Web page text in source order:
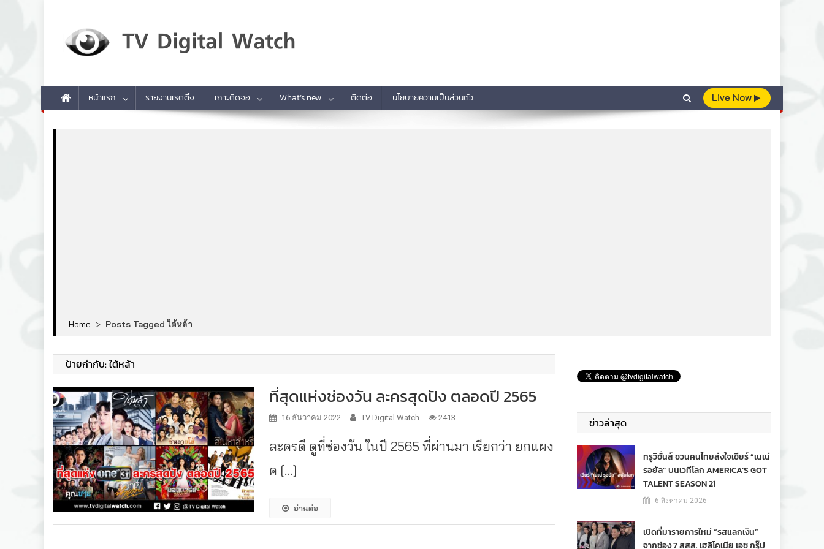
หน้าแรก รายงานเรตติ้ง เกาะติดจอ What’s new ติดต่อ นโยบายความเป็นส่วนตัว Live Now
Home > Posts Tagged ใต้หล้า
ป้ายกำกับ:ใต้หล้า
ที่สุดแห่งช่องวัน ละครสุดปัง ตลอดปี 2565
16 ธันวาคม 2022 TV Digital Watch 2413
ละครดี ดูที่ช่องวัน ในปี 2565 ที่ผ่านมา เรียกว่า ยกแผง
ค […]
อ่านต่อ
ข่าวล่าสุด
ทรูวิชั่นส์ ชวนคนไทยส่งใจเชียร์ “เนเน่
รอยัล” บนเวทีโลก AMERICA’S GOT
TALENT SEASON 21
6 สิงหาคม 2026
เปิดที่มารายการใหม่ “รสแลกเงิน”
จากช่อง 7 สสส. เฮลิโคเนีย เอช กรุ๊ป